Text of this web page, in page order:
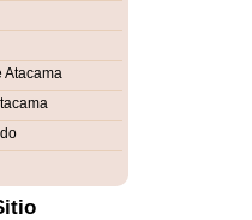
Atacama